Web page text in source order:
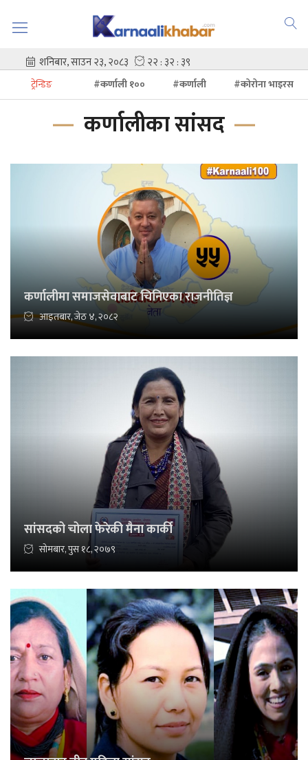
ट्रेन्डिङ #कर्णाली १०० #कर्णाली #कोरोना भाइरस
कर्णालीका सांसद
कर्णालीमा समाजसेवाबाट चिनिएका राजनीतिज्ञ
आइतबार, जेठ ४, २०८२
सांसदको चोला फेरेकी मैना कार्की
सोमबार, पुस १८, २०७९